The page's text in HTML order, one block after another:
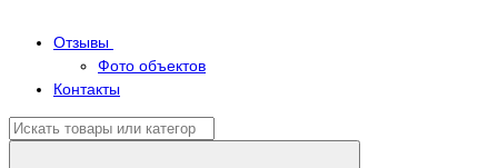
Отзывы
Фото объектов
Контакты